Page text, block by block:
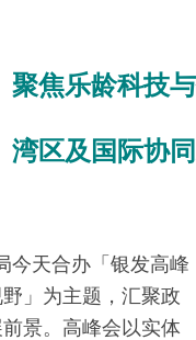
聚焦乐龄科技
湾区及国际协
今天合办「银发高峰
」为主题，汇聚政
景。高峰会以实体